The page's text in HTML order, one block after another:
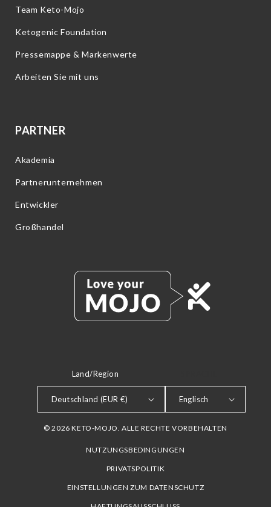
Team Keto-Mojo
Ketogenic Foundation
Pressemappe & Markenwerte
Arbeiten Sie mit uns
PARTNER
Akademia
Partnerunternehmen
Entwickler
Großhandel
Land/Region
Deutschland (EUR €) Englisch
© 2026 KETO-MOJO. ALLE RECHTE VORBEHALTEN
NUTZUNGSBEDINGUNGEN
PRIVATSPOLITIK
EINSTELLUNGEN ZUM DATENSCHUTZ